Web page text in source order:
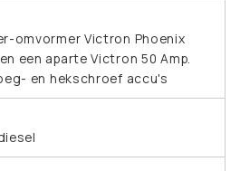
omvormer Victron Phoenix
een aparte Victron 50 Amp.
en hekschroef accu's